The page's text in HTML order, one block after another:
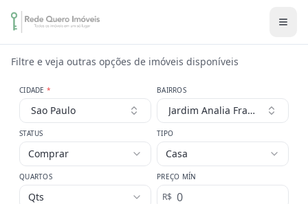
Filtre e veja outras opções de imóveis disponíveis
CIDADE *
Sao Paulo
BAIRROS
Jardim Analia Franco
STATUS
Comprar
TIPO
Casa
QUARTOS
Qts
PREÇO MÍN
R$